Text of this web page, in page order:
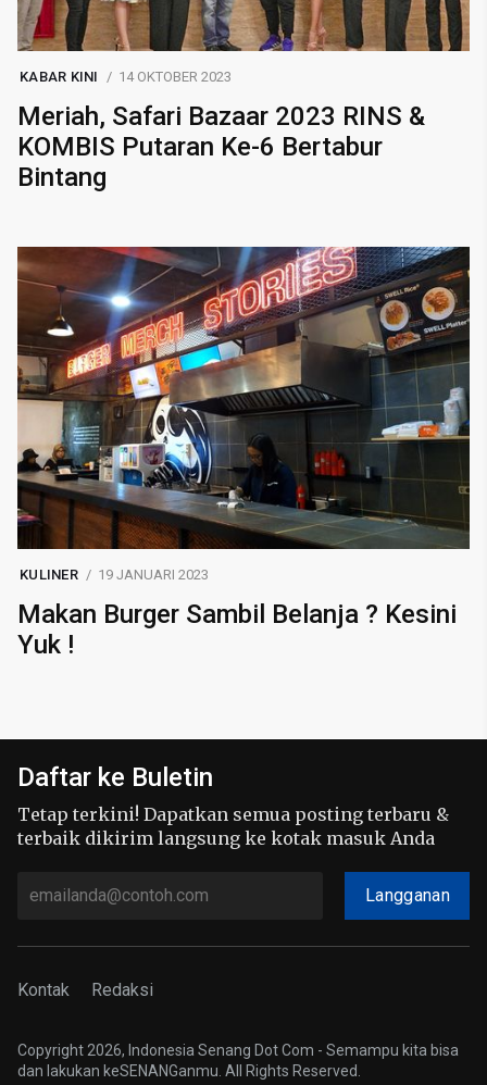
KABAR KINI 14 OKTOBER 2023
Meriah, Safari Bazaar 2023 RINS &
KOMBIS Putaran Ke-6 Bertabur
Bintang
KULINER 19 JANUARI 2023
Makan Burger Sambil Belanja ? Kesini
Yuk !
Daftar ke Buletin
Tetap terkini! Dapatkan semua posting terbaru &
terbaik dikirim langsung ke kotak masuk Anda
Langganan
Kontak Redaksi
Copyright 2026, Indonesia Senang Dot Com - Semampu kita bisa
dan lakukan keSENANGanmu. All Rights Reserved.